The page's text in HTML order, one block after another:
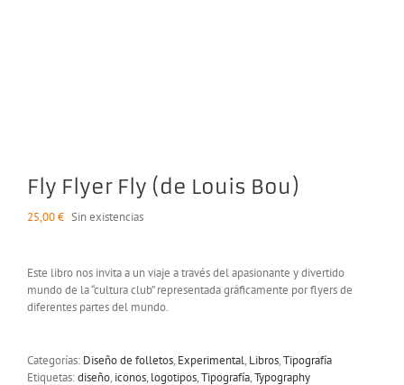
Fly Flyer Fly (de Louis Bou)
25,00€ Sin existencias
Este libro nos invita a un viaje a través del apasionante y divertido
mundo de la “cultura club” representada gráficamente por flyers de
diferentes partes del mundo.
Categorías: Diseño de folletos, Experimental, Libros,Tipografía
Etiquetas:diseño, iconos, logotipos,Tipografía,Typography